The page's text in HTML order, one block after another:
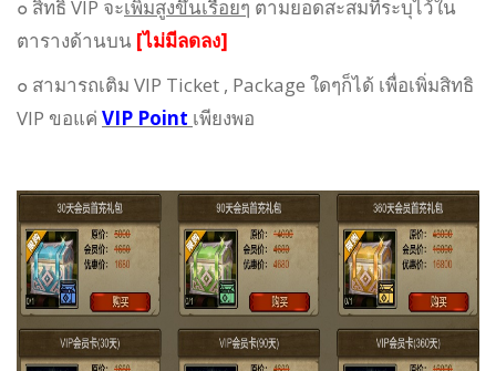
๐ สิทธิ VIP จะเพิ่มสูงขึ้นเรื่อยๆ ตามยอดสะสมที่ระบุไว้ใน
ตารางด้านบน [ไม่มีลดลง]
๐ สามารถเติม VIP Ticket , Package ใดๆก็ได้ เพื่อเพิ่มสิทธิ
VIP ขอแค่ VIP Point เพียงพอ